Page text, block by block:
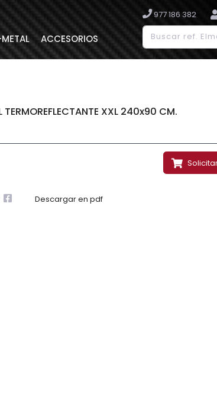
ACCESORIOS
977 186 382
TERMOREFLECTANTE XXL 240x90 CM.
Descargar en pdf